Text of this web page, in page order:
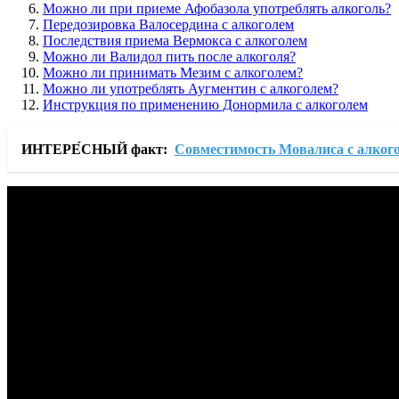
Можно ли при приеме Афобазола употреблять алкоголь?
Передозировка Валосердина с алкоголем
Последствия приема Вермокса с алкоголем
Можно ли Валидол пить после алкоголя?
Можно ли принимать Мезим с алкоголем?
Можно ли употреблять Аугментин с алкоголем?
Инструкция по применению Донормила с алкоголем
ИНТЕРЕ́СНЫЙ факт: Совместимость Мовалиса с